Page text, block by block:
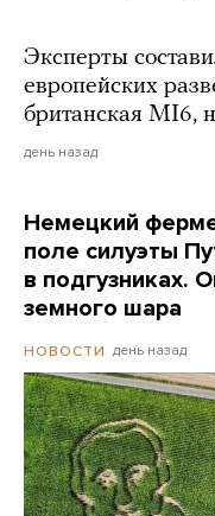
Эксперты
европейских
британская MI6,
день назад
Немецкий
поле силуэты
в подгузниках.
земного шара
НОВОСТИ день назад